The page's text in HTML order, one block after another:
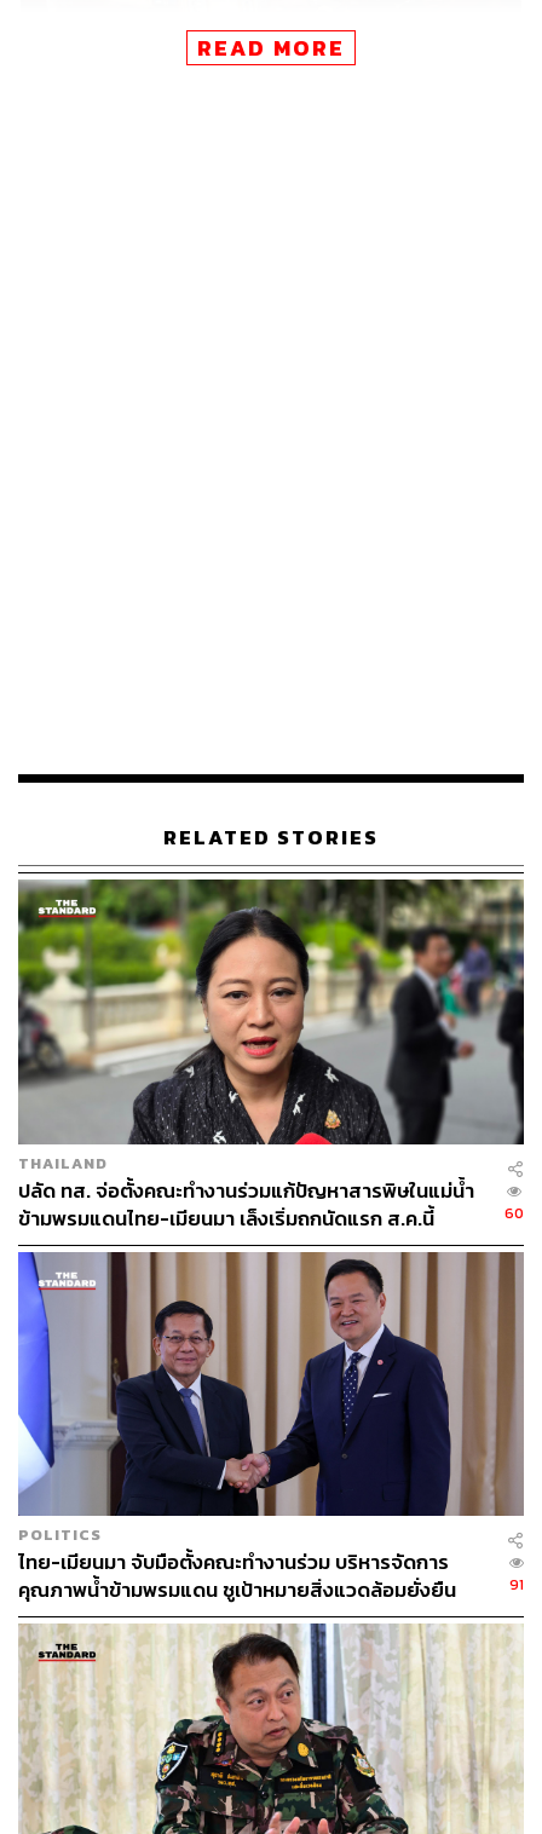
สำหรับประเด็นที่จะมีการสอบสวนในวันนี้จะให้นายเปรมชัย
เข้าชี้แจงที่มาของอาวุธ เนื่องจากเบื้องต้นพบว่าอาวุธปืนไม่มี
ทะเบียนใบอนุญาตที่ถูกต้อง ส่วนรายละเอียดต่างๆ อยู่ใน
สำนวนคดีไม่สามารถเปิดเผยได้ ซึ่งหากนายเปรมชัยรับทราบ
ข้อกล่าวหาแล้ว คาดว่าพนักงานสอบสวนอาจไม่คัดค้าน
ประกันตัว อย่างไรก็ตามพนักงานสอบสวนจะต้องดู
พฤติการณ์ของนายเปรมชัยก่อนเพื่อพิจารณาอีกครั้ง
READ MORE
RELATED STORIES
THAILAND
ปลัด ทส. จ่อตั้งคณะทำงานร่วมแก้ปัญหาสารพิษในแม่น้ำ
ข้ามพรมแดนไทย-เมียนมา เล็งเริ่มถกนัดแรก ส.ค.นี้
60
POLITICS
ไทย-เมียนมา จับมือตั้งคณะทำงานร่วม บริหารจัดการ
คุณภาพน้ำข้ามพรมแดน ชูเป้าหมายสิ่งแวดล้อมยั่งยืน
91